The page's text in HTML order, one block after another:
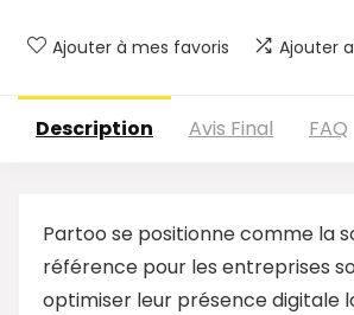
Ajouter à mes favoris Ajouter
Description Avis Final FAQ
Partoo se positionne comme la
référence pour les entreprises
optimiser leur présence digitale